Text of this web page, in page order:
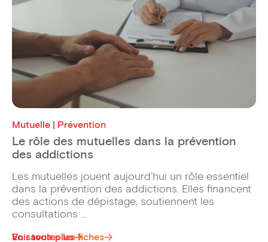
Voir toutes les fiches
Mutuelle | Prévention
Le rôle des mutuelles dans la prévention
des addictions
Les mutuelles jouent aujourd’hui un rôle essentiel
dans la prévention des addictions. Elles financent
des actions de dépistage, soutiennent les
consultations ...
En savoir plus